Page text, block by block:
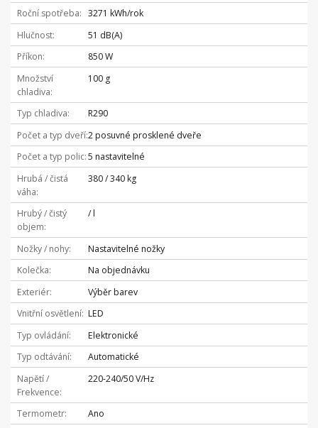
Roční spotřeba
3271 kWh/rok
Hlučnost
51 dB(A)
Příkon
850 W
Množství
chladiva
100 g
Typ chladiva
R290
Počet a typ dveří2 posuvné prosklené dveře
Počet a typ polic 5 nastavitelné
Hrubá / čistá
váha
380 / 340 kg
Hrubý / čistý
objem
/ l
Nožky / nohy
Nastavitelné nožky
Kolečka
Na objednávku
Exteriér
Výběr barev
Vnitřní osvětlení LED
Typ ovládání
Elektronické
Typ odtávání
Automatické
Napětí /
Frekvence
220-240/50 V/Hz
Termometr
Ano